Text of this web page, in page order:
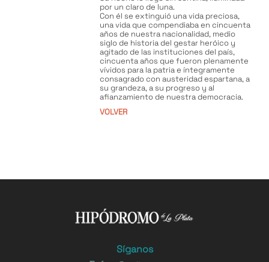
por un claro de luna.
Con él se extinguió una vida preciosa,
una vida que compendiaba en cincuenta
años de nuestra nacionalidad, medio
siglo de historia del gestar heróico y
agitado de las instituciones del país,
cincuenta años que fueron plenamente
vívidos para la patria e íntegramente
consagrado con austeridad espartana, a
su grandeza, a su progreso y al
afianzamiento de nuestra democracia.
VOLVER
Síganos